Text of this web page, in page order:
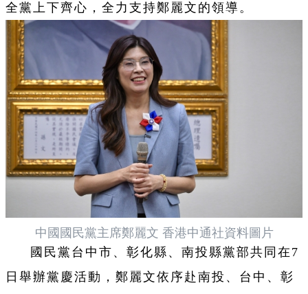
全黨上下齊心，全力支持鄭麗文的領導。
中國國民黨主席鄭麗文 香港中通社資料圖片
國民黨台中市、彰化縣、南投縣黨部共同在7
日舉辦黨慶活動，鄭麗文依序赴南投、台中、彰